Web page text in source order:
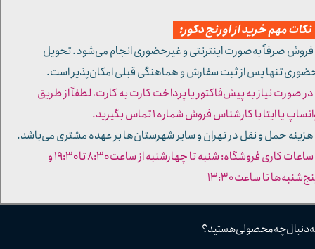
دنبال چه محصولی هستید؟
مهم خرید از اورنج دکور:
صرفاً به‌صورت اینترنتی و غیرحضوری انجام می‌شود. تحویل
تنها پس از ثبت سفارش و هماهنگی قبلی امکان‌پذیر است.
صورت نیاز به پیش‌فاکتور یا پرداخت کارت به کارت، لطفاً از طریق
یا ایتا با کارشناس فروش شماره ۱ تماس بگیرید.
حمل و نقل در تهران و سایر شهرستان‌ها بر عهده مشتری می‌باشد.
- ساعات کاری فروشگاه: شنبه تا چهارشنبه از ساعت ۸:۳۰ تا ۱۹:۳۰ و
تا ساعت ۱۳:۳۰​​​​​​​